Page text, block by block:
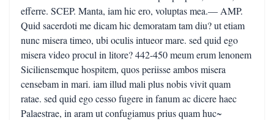
efferre. SCEP. Manta, iam hic ero, voluptas mea.— AMP.
Quid sacerdoti me dicam hic demoratam tam diu? ut etiam
nunc misera timeo, ubi oculis intueor mare. sed quid ego
misera video procul in litore? 442-450 meum erum lenonem
Siciliensemque hospitem, quos periisse ambos misera
censebam in mari. iam illud mali plus nobis vivit quam
ratae. sed quid ego cesso fugere in fanum ac dicere haec
Palaestrae, in aram ut confugiamus prius quam huc~